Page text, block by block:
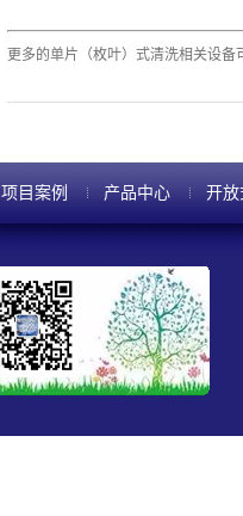
更多的单片（枚叶）式清洗相关设
项目案例 产品中心 开放